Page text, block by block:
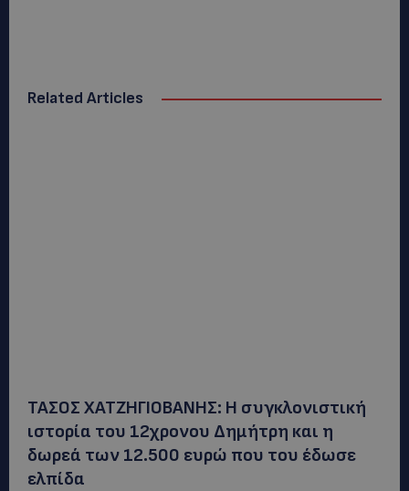
Related Articles
ΤΑΣΟΣ ΧΑΤΖΗΓΙΟΒΑΝΗΣ: Η συγκλονιστική
ιστορία του 12χρονου Δημήτρη και η
δωρεά των 12.500 ευρώ που του έδωσε
ελπίδα